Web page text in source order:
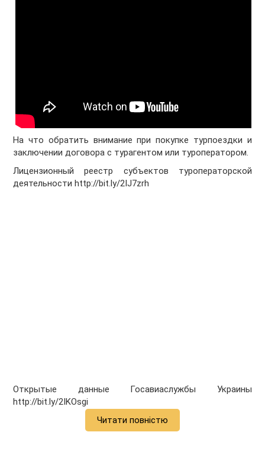
На что обратить внимание при покупке турпоездки и
заключении договора с турагентом или туроператором.
Лицензионный реестр субъектов туроператорской
деятельностиhttp://bit.ly/2IJ7zrh
Открытые данные Госавиаслужбы Украины
http://bit.ly/2IKOsgi
Читати повністю